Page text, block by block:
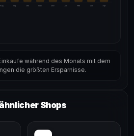
Aug Sep Okt Nov Dez Jan Feb Mär Apr
während des Monats mit dem
die größten Ersparnisse.
Shops